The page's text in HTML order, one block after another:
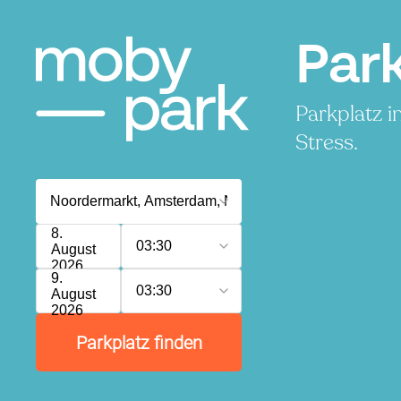
Parkplatz
Stress.
8.
August
2026
03:30
9.
August
2026
03:30
Parkplatz finden